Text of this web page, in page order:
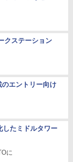
クステーション
エントリー向け
したミドルタワー
に